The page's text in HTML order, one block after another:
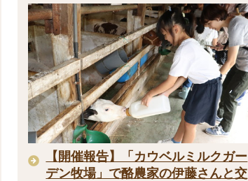
【開催報告】「カウベルミルクガー
デン牧場」で酪農家の伊藤さんと交